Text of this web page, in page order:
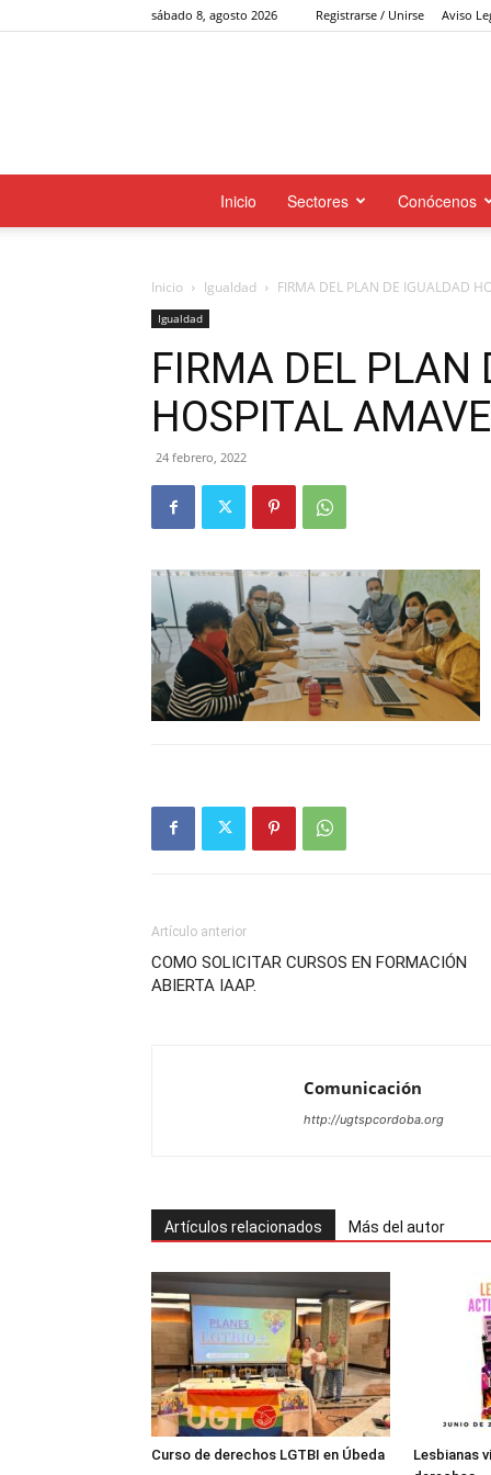
sábado 8, agosto 2026 Registrarse / Unirse Aviso
Inicio Sectores Conócenos
Inicio Igualdad FIRMA DEL PLAN DE IGUALDAD
Igualdad
FIRMA DEL PLAN
HOSPITAL
24 febrero, 2022
Artículo anterior
COMO SOLICITAR CURSOS EN FORMACIÓN
ABIERTA IAAP.
Comunicación
http://ugtspcordoba.org
Artículos relacionados Más del autor
Curso de derechos LGTBI en Úbeda
Lesbianas